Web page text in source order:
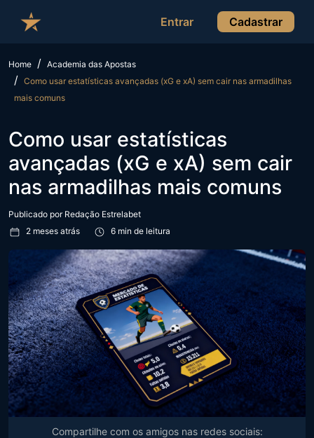
Entrar Cadastrar
Home
Academia das Apostas
Como usar estatísticas avançadas (xG e xA) sem cair nas armadilhas
mais comuns
Como usar estatísticas
avançadas (xG e xA) sem cair
nas armadilhas mais comuns
Publicado por Redação Estrelabet
2 meses atrás
6 min de leitura
Compartilhe com os amigos nas redes sociais: